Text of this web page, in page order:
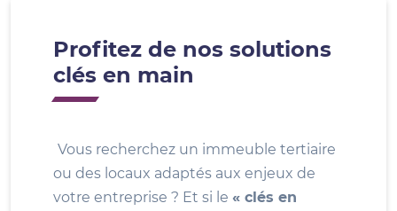
Profitez de nos solutions
clés en main
Vous recherchez un immeuble tertiaire
ou des locaux adaptés aux enjeux de
votre entreprise ? Et si le « clés en